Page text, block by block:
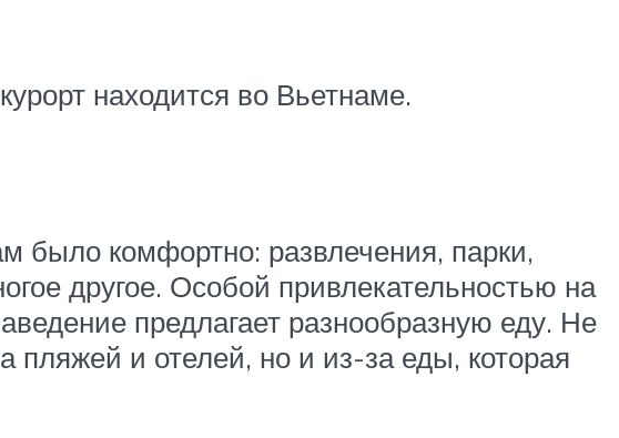
находится во Вьетнаме.
было комфортно: развлечения, парки,
другое. Особой привлекательностью на
предлагает разнообразную еду. Не
пляжей и отелей, но и из-за еды, которая